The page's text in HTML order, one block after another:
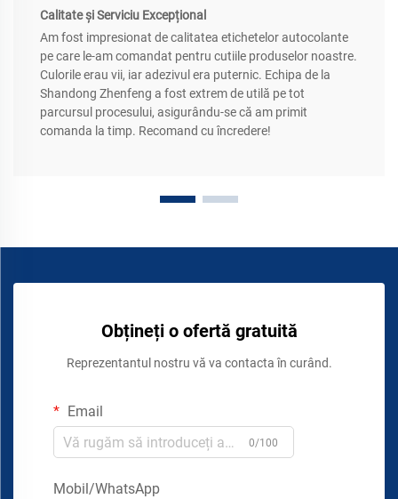
Calitate și Serviciu Excepțional
Am fost impresionat de calitatea etichetelor autocolante
pe care le-am comandat pentru cutiile produselor noastre.
Culorile erau vii, iar adezivul era puternic. Echipa de la
Shandong Zhenfeng a fost extrem de utilă pe tot
parcursul procesului, asigurându-se că am primit
comanda la timp. Recomand cu încredere!
Obțineți o ofertă gratuită
Reprezentantul nostru vă va contacta în curând.
Email
0/100
Mobil/WhatsApp